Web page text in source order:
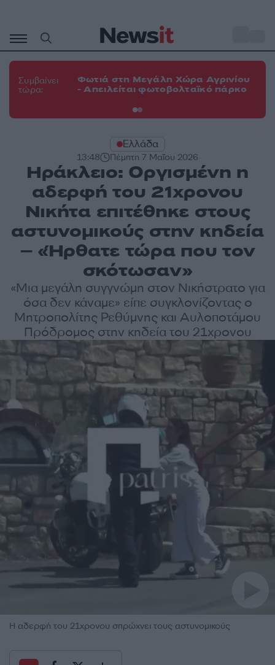
περιεχόμενο
Συμβαίνει
τώρα:
Φωτιά στη Μεγάλη Χώρα Αγρινίου
- Απειλείται φωτοβολταϊκό πάρκο
Ελλάδα
13:48 Πέμπτη 7 Μαΐου 2026
Ηράκλειο: Οργισμένη η
αδερφή του 21χρονου
Νικήτα επιτέθηκε στους
αστυνομικούς στην κηδεία
– «Ήρθατε τώρα που τον
σκότωσαν»
«Μια μεγάλη συγγνώμη στον Νικήστρατο για
όσα δεν κάναμε» είπε συγκλονίζοντας ο
Μητροπολίτης Ρεθύμνης και Αυλοποτάμου
Πρόδρομος στην κηδεία του 21χρονου
Η αδερφή του 21χρονου σπρώχνει τους αστυνομικούς